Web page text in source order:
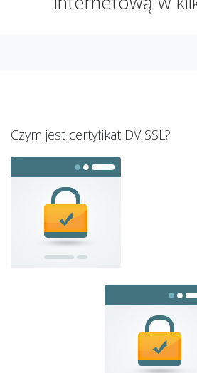
Czym jest certyfikat DV SSL?